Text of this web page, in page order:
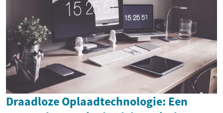
Draadloze Oplaadtechnologie: Een